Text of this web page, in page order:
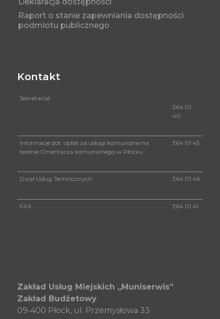
Deklaracja dostępności
Raport o stanie zapewniania dostępności
podmiotu publicznego
Kontakt
Sekretariat
364 01
40
Informacje dot. opłat za usługi komunalne na
terenie Cmentarza komunalnego w Płocku
364 01 45
Dział Usług Technicznych 364 01 46
FAX 364 01 41
Zakład Usług Miejskich „Muniserwis”
Zakład Budżetowy
09-400 Płock, ul. Przemysłowa 33